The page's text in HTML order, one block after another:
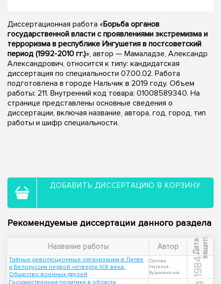
Диссертационная работа «Борьба органов
государственной власти с проявлениями экстремизма и
терроризма в республике Ингушетия в постсоветский
период (1992-2010 гг.)», автор — Мамаладзе, Александр
Александрович, относится к типу: кандидатская
диссертация по специальности 07.00.02. Работа
подготовлена в городе Нальчик в 2019 году. Объем
работы: 211. Внутренний код товара: 01008589340. На
странице представлены основные сведения о
диссертации, включая название, автора, год, город, тип
работы и шифр специальности.
ДОБАВИТЬ ДИССЕРТАЦИЮ В КОРЗИНУ
Рекомендуемые диссертации данного раздела
Название работы Автор Д
а
т
а
з
а
щ
и
т ы
Тайные революционные организации в Литве
и Белоруссии первой четверти XIX века.
Общество военных друзей
Орлова,
Наталья
Кузьминична
1984
Государственная политика в области